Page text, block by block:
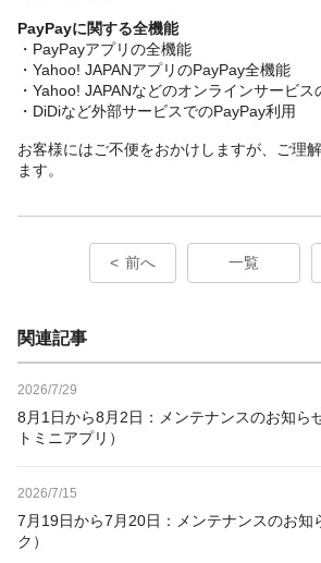
PayPayに関する全機能
・PayPayアプリの全機能
・Yahoo! JAPANアプリのPayPay全機能
・Yahoo! JAPANなどのオンラインサービ
・DiDiなど外部サービスでのPayPay利用
お客様にはご不便をおかけしますが、ご理
ます。
前へ 一覧
関連記事
2026/7/29
8月1日から8月2日：メンテナンスのお知ら
トミニアプリ）
2026/7/15
7月19日から7月20日：メンテナンスのお知
ク）